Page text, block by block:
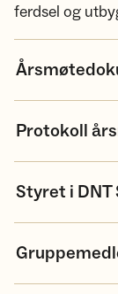
ferdsel og
Protokoll
Styret i